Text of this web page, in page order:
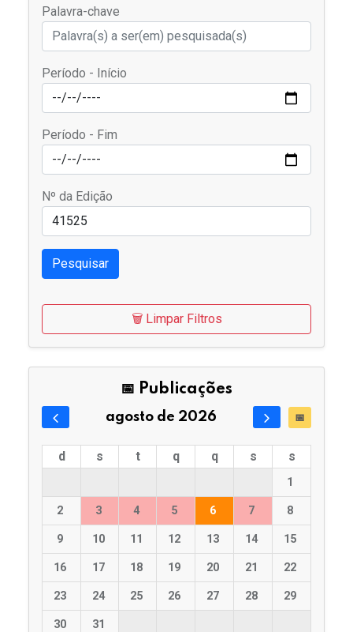
Palavra-chave
Período - Início
Período - Fim
Nº da Edição
Pesquisar
🗑️ Limpar Filtros
📅 Publicações
agosto de 2026 📅
d s t q q s s
1
2 3 4 5 6 7 8
9 10 11 12 13 14 15
16 17 18 19 20 21 22
23 24 25 26 27 28 29
30 31